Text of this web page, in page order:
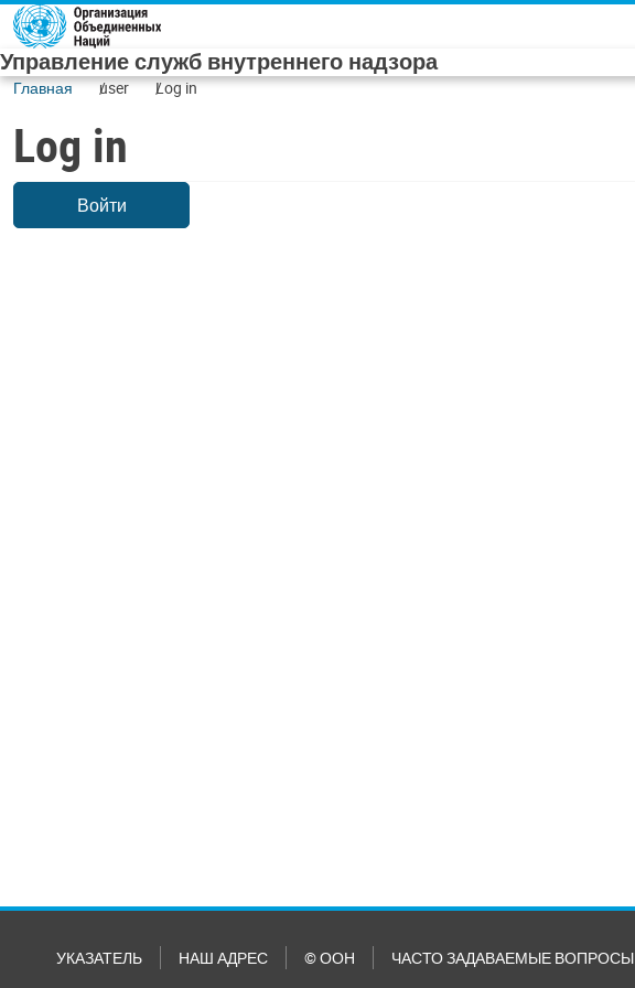
Skip to main content
Управление служб внутреннего надзора
Главная user Log in
Log in
Войти
УКАЗАТЕЛЬ НАШ АДРЕС © ООН ЧАСТО ЗАДАВАЕМЫЕ ВОПРОСЫ